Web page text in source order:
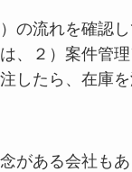
の流れを確認
、２）案件管
したら、在庫
がある会社もあ